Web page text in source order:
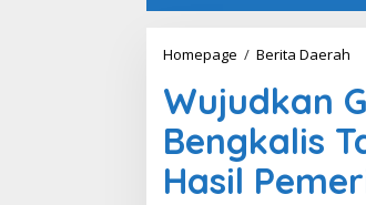
Homepage / Berita Daerah
j
u
d
k
a
n
Wujudkan
Bengkalis
Hasil